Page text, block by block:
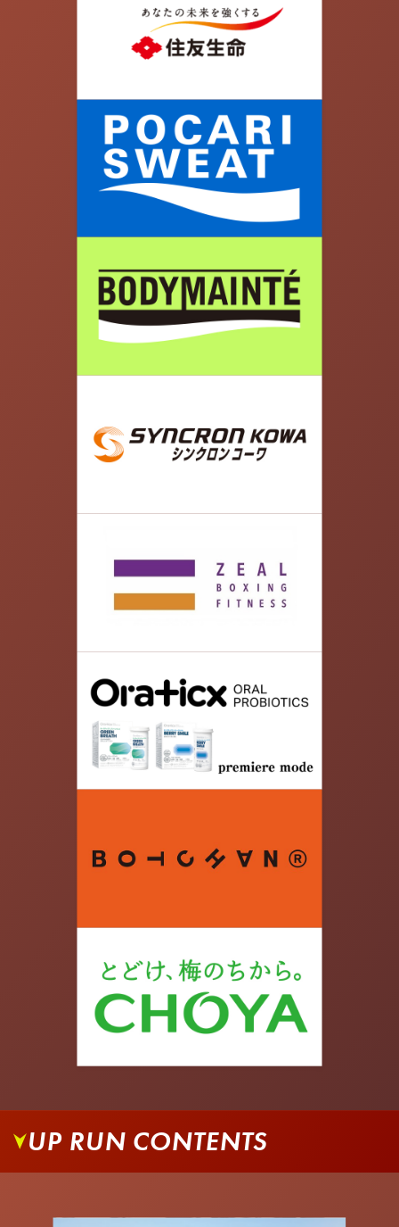
橋の途中の道を左に曲がります。河川敷へ向かっ
て道を下っていきます。JR埼京線の高架下へ向か
した。
UP RUN CONTENTS